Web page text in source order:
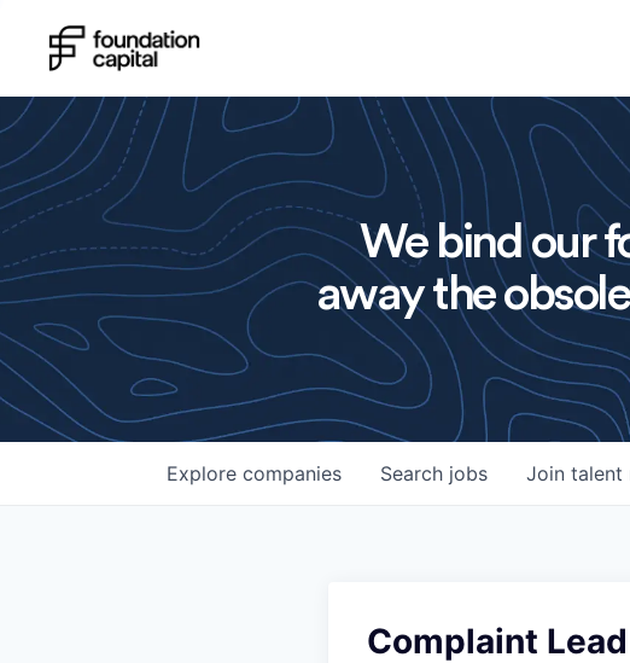
We bind our
away the
Search jobs
Explore companies Join talent
Complaint